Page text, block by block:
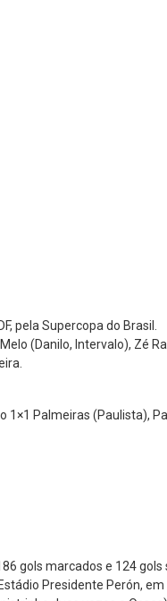
pela Supercopa do Brasil.
(Danilo, Intervalo), Zé
1×1 Palmeiras (Paulista),
gols marcados e 124 gols
Presidente Perón,